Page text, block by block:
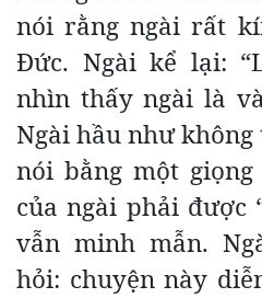
nói rằng ngài rất
Đức. Ngài kể lại:
nhìn thấy ngài là
Ngài hầu như
nói bằng một
của ngài phải được
vẫn minh mẫn.
hỏi: chuyện này